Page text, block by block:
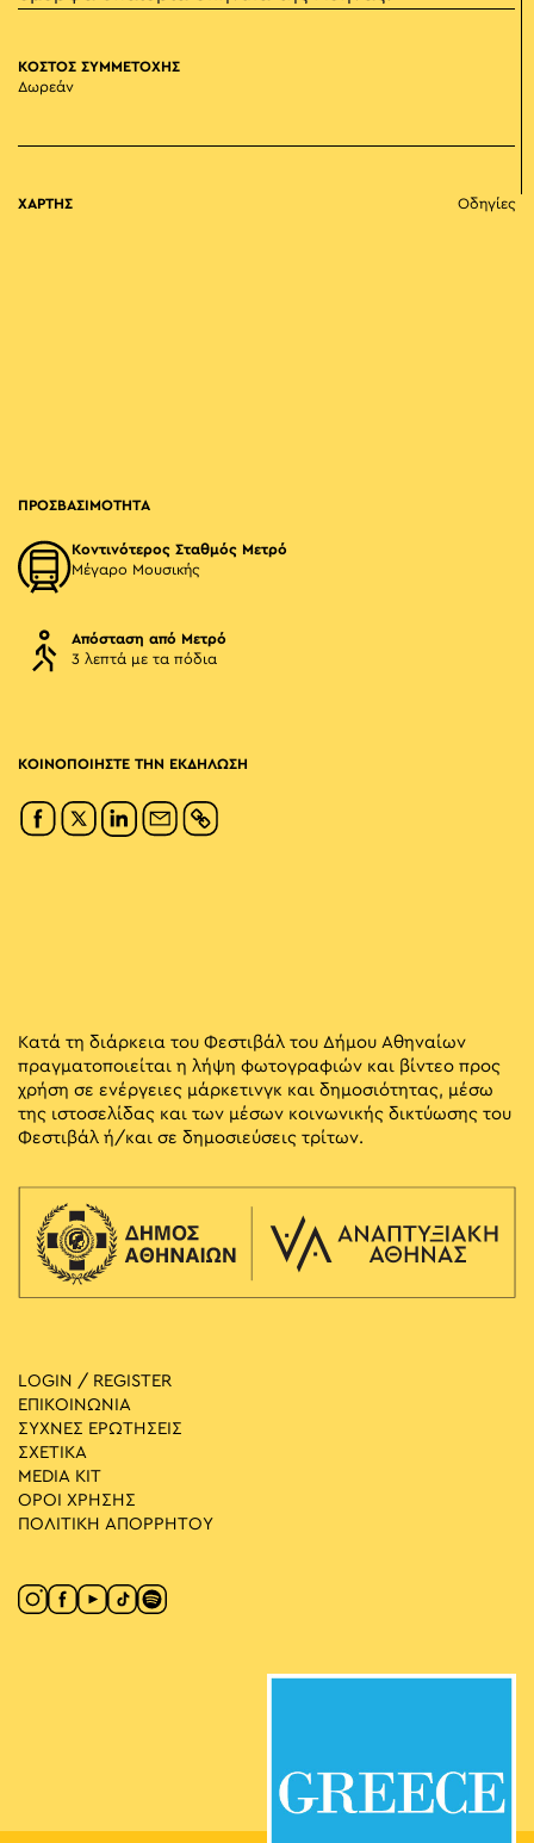
ΚΟΣΤΟΣ ΣΥΜΜΕΤΟΧΗΣ
Δωρεάν
ΧΑΡΤΗΣ Οδηγίες
ΠΡΟΣΒΑΣΙΜΟΤΗΤΑ
Κοντινότερος Σταθμός Μετρό
Μέγαρο Μουσικής
Απόσταση από Μετρό
3 λεπτά με τα πόδια
ΚΟΙΝΟΠΟΙΗΣΤΕ ΤΗΝ ΕΚΔΗΛΩΣΗ
Κατά τη διάρκεια του Φεστιβάλ του Δήμου Αθηναίων
πραγματοποιείται η λήψη φωτογραφιών και βίντεο προς
χρήση σε ενέργειες μάρκετινγκ και δημοσιότητας, μέσω
της ιστοσελίδας και των μέσων κοινωνικής δικτύωσης του
Φεστιβάλ ή/και σε δημοσιεύσεις τρίτων.
LOGIN / REGISTER
ΕΠΙΚΟΙΝΩΝΙΑ
ΣΥΧΝΕΣ ΕΡΩΤΗΣΕΙΣ
ΣΧΕΤΙΚΑ
MEDIA ΚIT
ΟΡΟΙ ΧΡΗΣΗΣ
ΠΟΛΙΤΙΚΗ ΑΠΟΡΡΗΤΟΥ